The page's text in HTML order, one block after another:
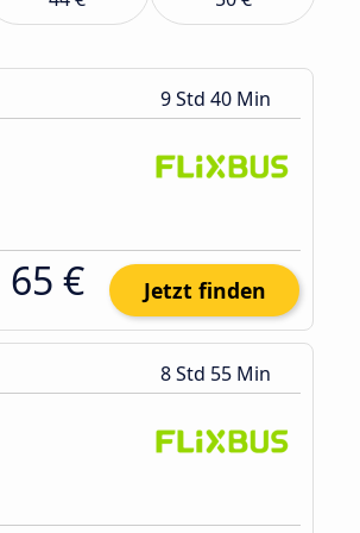
9 Std 40 Min
65 € Jetzt finden
8 Std 55 Min